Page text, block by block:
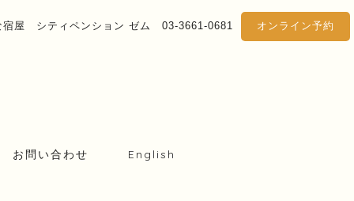
宿屋 シティペンション ゼム 03-3661-0681 オンライン予約
お問い合わせ English